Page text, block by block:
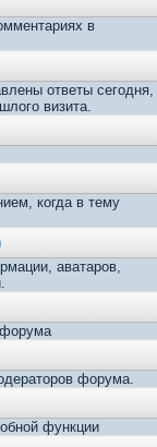
в
ответы сегодня,
визита.
когда в тему
аватаров,
форума
форума.
функции